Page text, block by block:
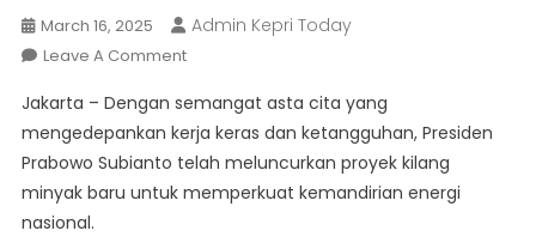
March 16, 2025 Admin Kepri Today
Leave A CommentOn
Hirilisasi:
Presiden
Prabowo
Luncurkan
Jakarta – Dengan semangat asta cita yang
mengedepankan kerja keras dan ketangguhan, Presiden
Prabowo Subianto telah meluncurkan proyek kilang
minyak baru untuk memperkuat kemandirian energi
nasional.